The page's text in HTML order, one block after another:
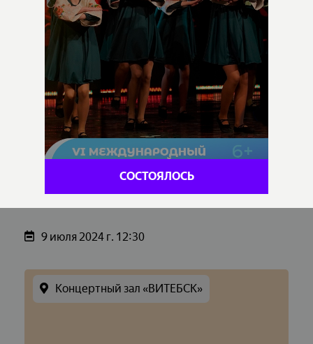
СОСТОЯЛОСЬ
9 июля 2024 г. 12:30
Концертный зал «ВИТЕБСК»